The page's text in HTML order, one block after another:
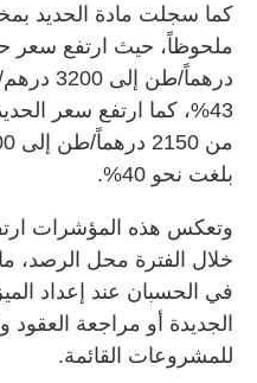
كما سجلت مادة الحديد
درهماً/
بلغت نحو 40%.
وتعكس هذه المؤشرات
خلال الفترة محل الرصد،
في الحسبان عند إعداد
الجديدة أو مراجعة العقود
للمشروعات القائمة.